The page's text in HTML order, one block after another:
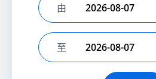
选择开始日期
由
选择结束日期
至